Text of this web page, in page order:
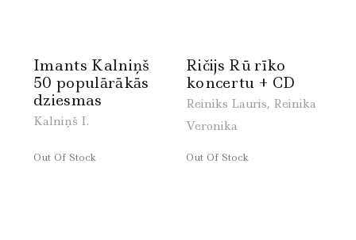
Imants Kalniņš
50 populārākās
dziesmas
Kalniņš I.
Out Of Stock
Ričijs Rū rīko
koncertu + CD
Reiniks Lauris, Reinika
Veronika
Out Of Stock